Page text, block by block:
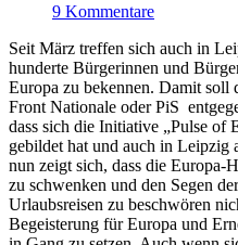
9 Kommentare
Seit März treffen sich auch in
hunderte Bürgerinnen und
Europa zu bekennen. Damit
Front Nationale oder PiS
dass sich die Initiative „Pulse of
gebildet hat und auch in Leipzig
nun zeigt sich, dass die Europa-
zu schwenken und den Segen
Urlaubsreisen zu beschwören
Begeisterung für Europa und